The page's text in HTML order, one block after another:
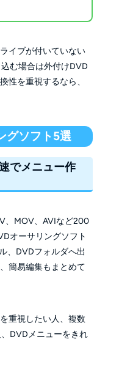
イブが付いていない
む場合は外付けDVD
性を重視するなら、
グソフト5選
でメニュー作
、MOV、AVIなど200
オーサリングソフト
、DVDフォルダへ出
簡易編集もまとめて
重視したい人、複数
DVDメニューをきれ